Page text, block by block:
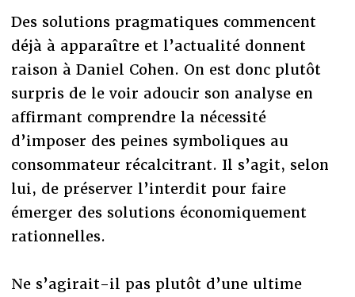
Des solutions pragmatiques commencent
déjà à apparaître et l’actualité donnent
raison à Daniel Cohen. On est donc plutôt
surpris de le voir adoucir son analyse en
affirmant comprendre la nécessité
d’imposer des peines symboliques au
consommateur récalcitrant. Il s’agit, selon
lui, de préserver l’interdit pour faire
émerger des solutions économiquement
rationnelles.
Ne s’agirait-il pas plutôt d’une ultime